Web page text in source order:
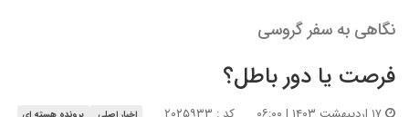
نگاهی به سفر گروسی
فرصت یا دور باطل؟